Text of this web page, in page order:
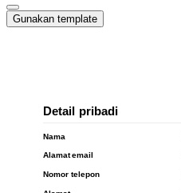
Gunakan template